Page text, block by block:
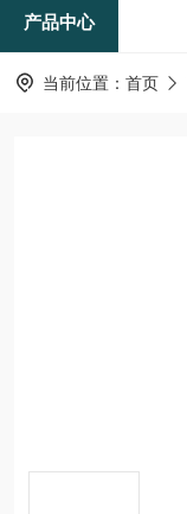
产品中心
当前位置： 首页